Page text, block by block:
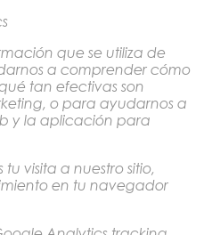
que se utiliza de
a comprender cómo
tan efectivas son
o para ayudarnos a
y la aplicación para
visita a nuestro sitio,
en tu navegador